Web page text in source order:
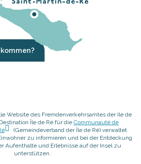
Website des Fremdenverkehrsamtes der Ile de
Île de Ré für die Communauté de
(Gemeindeverband der Île de Ré) verwaltet
zu informieren und bei der Entdeckung
Aufenthalte und Erlebnisse auf der Insel zu
unterstützen.